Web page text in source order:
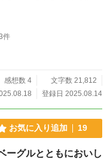
で醜い子として婚約破棄さ
件
感想数 4
文字数 21,812
登録日 2025.08.14
お気に入り追加 19
ーグルとともにおいし